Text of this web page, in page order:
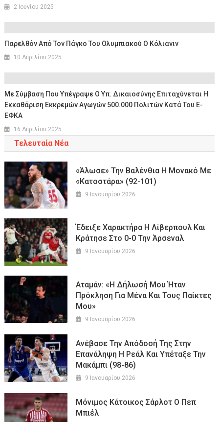
2 Ιουνίου 2025
Παρελθόν Από Τον Πάγκο Του Ολυμπιακού Ο Κόλιανιν
10 Απριλίου 2025
Με Σύμβαση Που Υπέγραψε Ο Υπ. Δικαιοσύνης Επιταχύνεται Η
Εκκαθάριση Εκκρεμών Αγωγών 500.000 Πολιτών Κατά Του E-
ΕΦΚΑ
16 Απριλίου 2025
Τελευταία Νέα
«Άλωσε» Την Βαλένθια Η Μονακό Με
«κατοστάρα» (92-101)
9 Ιανουαρίου 2026
Έδειξε Χαρακτήρα Η Λίβερπουλ Και
Κράτησε Στο 0-0 Την Άρσεναλ
9 Ιανουαρίου 2026
Αταμάν: «Η Δήλωσή Μου Ήταν
Πρόκληση Για Μένα Και Τους Παίκτες
Μου»
9 Ιανουαρίου 2026
Ανέβασε Την Απόδοσή Της Στην
Επανάληψη Η Ρεάλ Και Υπέταξε Την
Μακάμπι (98-86)
9 Ιανουαρίου 2026
Μόνιμος Κάτοικος Σάρλοτ Ο Πεπ
Μπιέλ